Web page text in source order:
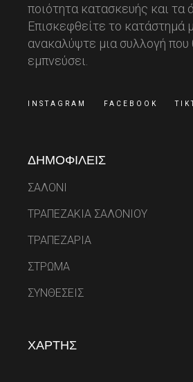
ποιότητα κατασκευής και τα
Επισκεφθείτε το κατάστημά
ανακαλύψτε μια συλλογή που
εμπνεύσει.
INSTAGRAM FACEBOOK
ΔΗΜΟΦΙΛΕΙΣ
ΣΑΛΟΝΙ
ΤΡΑΠΕΖΑΚΙΑ ΣΑΛΟΝΙΟΥ
ΤΡΑΠΕΖΑΡΙΑ
ΣΤΡΩΜΑ
ΣΥΝΘΕΣΕΙΣ
ΧΑΡΤΗΣ